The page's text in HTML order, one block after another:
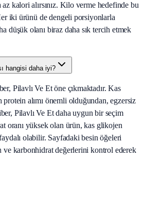
kalori alırsınız. Kilo verme hedefinde bu
iki ürünü de dengeli porsiyonlarla
düşük olanı biraz daha sık tercih etmek
hangisi daha iyi?
Pilavlı Ve Et öne çıkmaktadır. Kas
protein alımı önemli olduğundan, egzersiz
Pilavlı Ve Et daha uygun bir seçim
oranı yüksek olan ürün, kas glikojen
olabilir. Sayfadaki besin öğeleri
ve karbonhidrat değerlerini kontrol ederek